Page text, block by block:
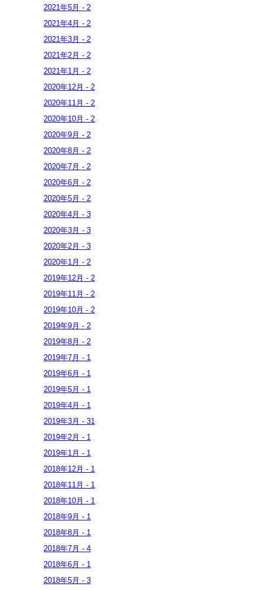
2021年5月 - 2
2021年4月 - 2
2021年3月 - 2
2021年2月 - 2
2021年1月 - 2
2020年12月 - 2
2020年11月 - 2
2020年10月 - 2
2020年9月 - 2
2020年8月 - 2
2020年7月 - 2
2020年6月 - 2
2020年5月 - 2
2020年4月 - 3
2020年3月 - 3
2020年2月 - 3
2020年1月 - 2
2019年12月 - 2
2019年11月 - 2
2019年10月 - 2
2019年9月 - 2
2019年8月 - 2
2019年7月 - 1
2019年6月 - 1
2019年5月 - 1
2019年4月 - 1
2019年3月 - 31
2019年2月 - 1
2019年1月 - 1
2018年12月 - 1
2018年11月 - 1
2018年10月 - 1
2018年9月 - 1
2018年8月 - 1
2018年7月 - 4
2018年6月 - 1
2018年5月 - 3